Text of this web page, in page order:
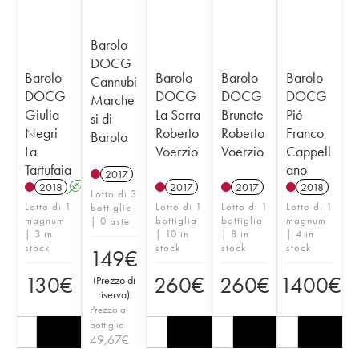
Barolo
DOCG
Giulia
Negri
La
Tartufaia
2018 A
Lotto di 1
magnum
| 3 in
stock
130€
Barolo
DOCG
Cannubi
Marche
si di
Barolo
2017
Lotto di 3
bottiglie
| 0 aste
149€
(Prezzo di
riserva)
Prezzo a
bottiglia
49,67€
Barolo
DOCG
La Serra
Roberto
Voerzio
2017
Lotto di 1
bottiglia
| 10 in
stock
260€
Barolo
DOCG
Brunate
Roberto
Voerzio
2017
Lotto di 1
bottiglia
| 8 in
stock
260€
Barolo
DOCG
Pié
Franco
Cappell
ano
2018
Lotto di 1
magnum
| 4 in
stock
1400€